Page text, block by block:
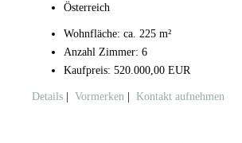
Österreich
Wohnfläche: ca. 225 m²
Anzahl Zimmer: 6
Kaufpreis: 520.000,00 EUR
Details | Vormerken | Kontakt aufnehmen